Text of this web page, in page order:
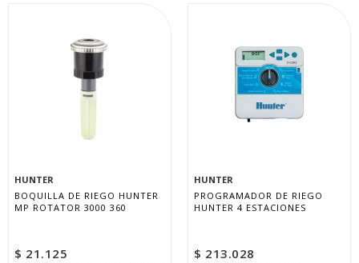
HUNTER
BOQUILLA DE RIEGO HUNTER
MP ROTATOR 3000 360
$ 21.125
HUNTER
PROGRAMADOR DE RIEGO
HUNTER 4 ESTACIONES
$ 213.028